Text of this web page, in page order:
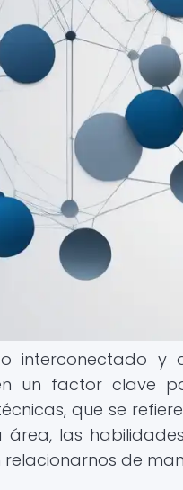
interconectado y
un factor clave
que se
área, las
relacionarnos de